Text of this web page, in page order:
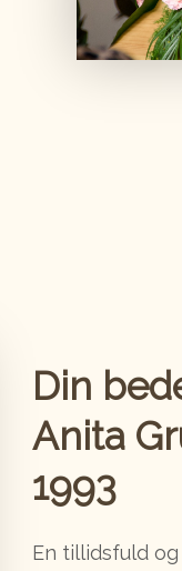
Din
Anita
1993
En tillidsfuld